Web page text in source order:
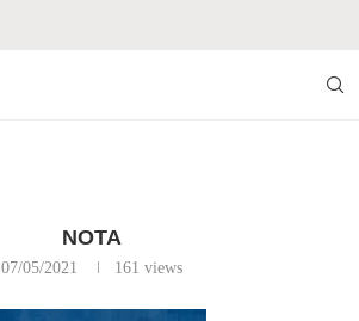
NOTA
07/05/2021 161 views